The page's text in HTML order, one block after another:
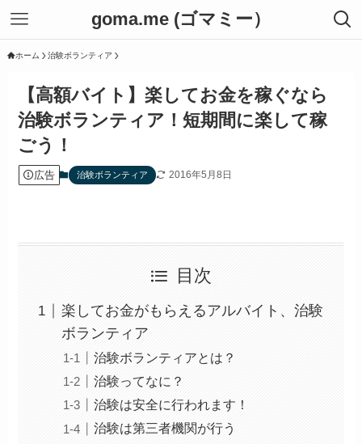
goma.me (ゴマミー）
ホーム 治験ボランティア
【高額バイト】楽してお金を稼ぐなら
治験ボランティア！短期間に楽して稼
ごう！
広告 治験ボランティア 2016年5月8日
目次
楽してお金がもらえるアルバイト、治験
ボランティア
治験ボランティアとは？
治験ってなに？
治験は安全に行われます！
治験は第三者機関が行う